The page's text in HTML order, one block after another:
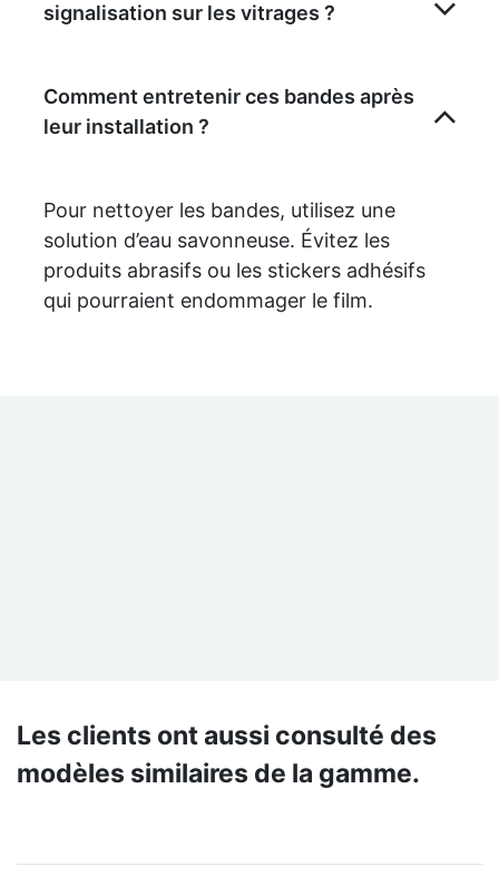
signalisation sur les vitrages ?
Comment entretenir ces bandes après
leur installation ?
Pour nettoyer les bandes, utilisez une
solution d’eau savonneuse. Évitez les
produits abrasifs ou les stickers adhésifs
qui pourraient endommager le film.
Les clients ont aussi consulté des
modèles similaires de la gamme.